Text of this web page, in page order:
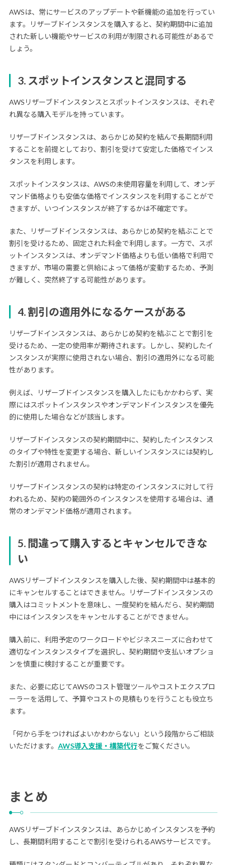
AWSは、常にサービスのアップデートや新機能の追加を行ってい
ます。リザーブドインスタンスを購入すると、契約期間中に追加
された新しい機能やサービスの利用が制限される可能性があるで
しょう。
3. スポットインスタンスと混同する
AWSリザーブドインスタンスとスポットインスタンスは、それぞ
れ異なる購入モデルを持っています。
リザーブドインスタンスは、あらかじめ契約を結んで長期間利用
することを前提としており、割引を受けて安定した価格でインス
タンスを利用します。
スポットインスタンスは、AWSの未使用容量を利用して、オンデ
マンド価格よりも安価な価格でインスタンスを利用することがで
きますが、いつインスタンスが終了するかは不確定です。
また、リザーブドインスタンスは、あらかじめ契約を結ぶことで
割引を受けるため、固定された料金で利用します。一方で、スポ
ットインスタンスは、オンデマンド価格よりも低い価格で利用で
きますが、市場の需要と供給によって価格が変動するため、予測
が難しく、突然終了する可能性があります。
4. 割引の適用外になるケースがある
リザーブドインスタンスは、あらかじめ契約を結ぶことで割引を
受けるため、一定の使用率が期待されます。しかし、契約したイ
ンスタンスが実際に使用されない場合、割引の適用外になる可能
性があります。
例えば、リザーブドインスタンスを購入したにもかかわらず、実
際にはスポットインスタンスやオンデマンドインスタンスを優先
的に使用した場合などが該当します。
リザーブドインスタンスの契約期間中に、契約したインスタンス
のタイプや特性を変更する場合、新しいインスタンスには契約し
た割引が適用されません。
リザーブドインスタンスの契約は特定のインスタンスに対して行
われるため、契約の範囲外のインスタンスを使用する場合は、通
常のオンデマンド価格が適用されます。
5. 間違って購入するとキャンセルできな
い
AWSリザーブドインスタンスを購入した後、契約期間中は基本的
にキャンセルすることはできません。リザーブドインスタンスの
購入はコミットメントを意味し、一度契約を結んだら、契約期間
中にはインスタンスをキャンセルすることができません。
購入前に、利用予定のワークロードやビジネスニーズに合わせて
適切なインスタンスタイプを選択し、契約期間や支払いオプショ
ンを慎重に検討することが重要です。
また、必要に応じてAWSのコスト管理ツールやコストエクスプロ
ーラーを活用して、予算やコストの見積もりを行うことも役立ち
ます。
「何から手をつければよいかわからない」という段階からご相談
いただけます。 AWS導入支援・構築代行をご覧ください。
まとめ
AWSリザーブドインスタンスは、あらかじめインスタンスを予約
し、長期間利用することで割引を受けられるAWSサービスです。